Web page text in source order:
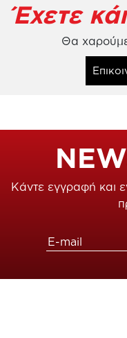
Έχετε
Θα
Κάντε εγγραφή και